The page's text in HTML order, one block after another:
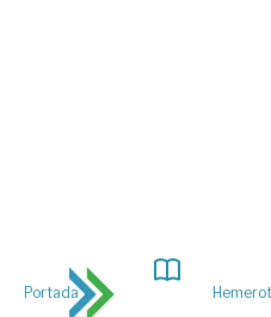
Portada